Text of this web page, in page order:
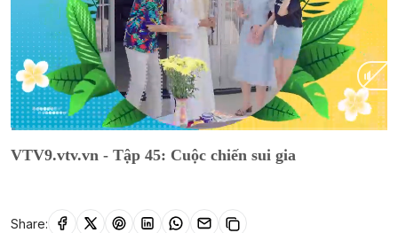
VTV9.vtv.vn - Tập 45: Cuộc chiến sui gia
Share: